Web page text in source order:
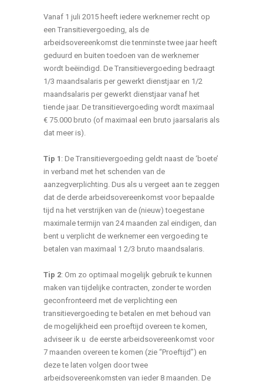
Vanaf 1 juli 2015 heeft iedere werknemer recht op
een Transitievergoeding, als de
arbeidsovereenkomst die tenminste twee jaar heeft
geduurd en buiten toedoen van de werknemer
wordt beëindigd. De Transitievergoeding bedraagt
1/3 maandsalaris per gewerkt dienstjaar en 1/2
maandsalaris per gewerkt dienstjaar vanaf het
tiende jaar. De transitievergoeding wordt maximaal
€ 75.000 bruto (of maximaal een bruto jaarsalaris als
dat meer is).
Tip 1 : De Transitievergoeding geldt naast de ‘boete’
in verband met het schenden van de
aanzegverplichting. Dus als u vergeet aan te zeggen
dat de derde arbeidsovereenkomst voor bepaalde
tijd na het verstrijken van de (nieuw) toegestane
maximale termijn van 24 maanden zal eindigen, dan
bent u verplicht de werknemer een vergoeding te
betalen van maximaal 1 2/3 bruto maandsalaris.
Tip 2: Om zo optimaal mogelijk gebruik te kunnen
maken van tijdelijke contracten, zonder te worden
geconfronteerd met de verplichting een
transitievergoeding te betalen en met behoud van
de mogelijkheid een proeftijd overeen te komen,
adviseer ik u de eerste arbeidsovereenkomst voor
7 maanden overeen te komen (zie “Proeftijd”) en
deze te laten volgen door twee
arbeidsovereenkomsten van ieder 8 maanden. De